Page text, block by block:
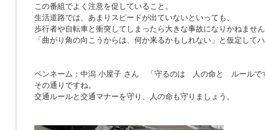
この番組でよく注意を促していること。
生活道路では、あまりスピードが出ていないといっても、
歩行者や自転車と衝突してしまったら大きな事故になりかねませ
「曲がり角の向こうからは、何か来るかもしれない」と仮定して
ペンネーム：中潟 小屋子 さん 「 守るのは 人の命と ルールで
その通りですね。
交通ルールと交通マナーを守り、人の命も守りましょう。